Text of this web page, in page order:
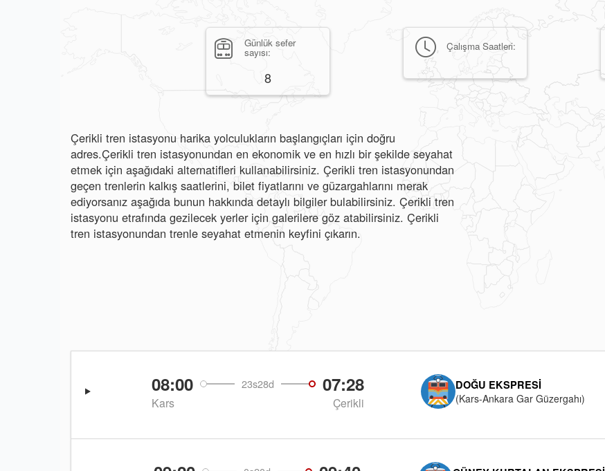
Günlük sefer
sayısı:
8
Çalışma Saatleri:
Çerikli tren istasyonu harika yolculukların başlangıçları için doğru
adres.Çerikli tren istasyonundan en ekonomik ve en hızlı bir şekilde seyahat
etmek için aşağıdaki alternatifleri kullanabilirsiniz. Çerikli tren istasyonundan
geçen trenlerin kalkış saatlerini, bilet fiyatlarını ve güzargahlarını merak
ediyorsanız aşağıda bunun hakkında detaylı bilgiler bulabilirsiniz. Çerikli tren
istasyonu etrafında gezilecek yerler için galerilere göz atabilirsiniz. Çerikli
tren istasyonundan trenle seyahat etmenin keyfini çıkarın.
08:00 23s28d 07:28
Kars Çerikli
DOĞU EKSPRESI
(Kars-Ankara Gar Güzergahı)